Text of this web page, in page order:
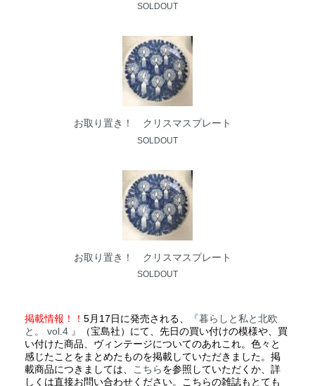
SOLDOUT
お取り置き！ クリスマスプレート
SOLDOUT
お取り置き！ クリスマスプレート
SOLDOUT
掲載情報！！5月17日に発売される、
『暮らしと私と北欧
と。 vol.4 』
（宝島社）にて、先日の買い付けの模様や、買
い付けた商品、ヴィンテージについてのあれこれ。色々と
感じたことをまとめたものを掲載していただきました。掲
載商品につきましては、
こちらを参照していただくか、詳
しくは直接お問い合わせください。こちらの雑誌もとても